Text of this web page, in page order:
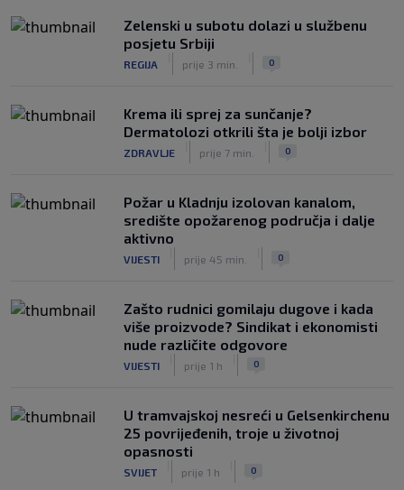
Zelenski u subotu dolazi u službenu
posjetu Srbiji
REGIJA prije 3 min. 0
Krema ili sprej za sunčanje?
Dermatolozi otkrili šta je bolji izbor
ZDRAVLJE prije 7 min. 0
Požar u Kladnju izolovan kanalom,
središte opožarenog područja i dalje
aktivno
VIJESTI prije 45 min. 0
Zašto rudnici gomilaju dugove i kada
više proizvode? Sindikat i ekonomisti
nude različite odgovore
VIJESTI prije 1 h 0
U tramvajskoj nesreći u Gelsenkirchenu
25 povrijeđenih, troje u životnoj
opasnosti
SVIJET prije 1 h 0